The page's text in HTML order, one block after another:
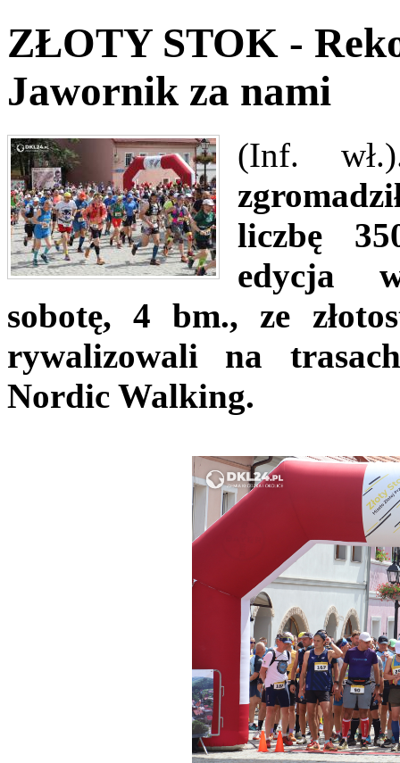
ZŁOTY STOK -
Jawornik za nami
(Inf.
liczbę
edycja
sobotę, 4 bm., ze
rywalizowali na
Nordic Walking.